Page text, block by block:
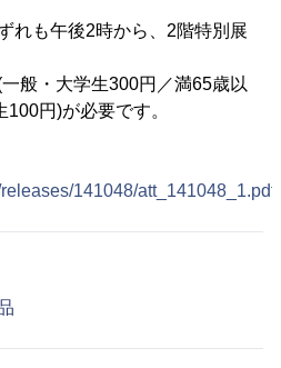
れも午後2時から、2階特別展
般・大学生300円／満65歳以
100円)が必要です。
141048/att_141048_1.pdf